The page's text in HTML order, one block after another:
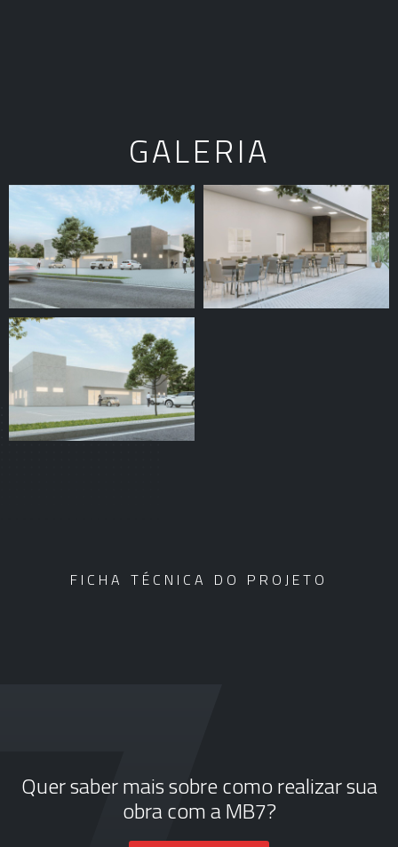
GALERIA
FICHA TÉCNICA DO PROJETO
Quer saber mais sobre como realizar sua
obra com a MB7?